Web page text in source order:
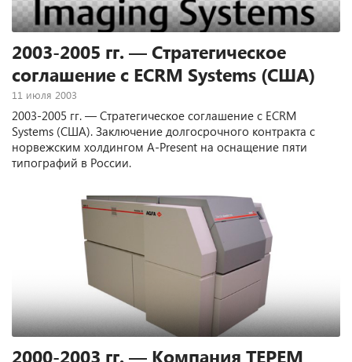
2003-2005 гг. — Стратегическое
соглашение с ECRM Systems (США)
11 июля 2003
2003-2005 гг. — Стратегическое соглашение с ECRM
Systems (США). Заключение долгосрочного контракта с
норвежским холдингом A-Present на оснащение пяти
типографий в России.
2000-2003 гг. — Компания ТЕРЕМ